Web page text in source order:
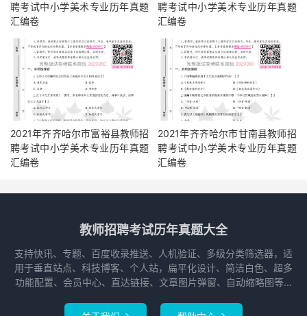
聘考试中小学美术专业历年真题
汇编卷
聘考试中小学美术专业历年真题
汇编卷
2021年齐齐哈尔市富裕县教师招
聘考试中小学美术专业历年真题
汇编卷
2021年齐齐哈尔市甘南县教师招
聘考试中小学美术专业历年真题
汇编卷
教师招聘考试历年真题大全
支持快讯、专题、百度收录推送、人机验证、多级分类筛选器，适
用于垂直站点、科技博客、个人站，扁平化设计、简洁白色、超多
功能配置、会员中心、直达链接、文章图片弹窗、自动缩略图等...